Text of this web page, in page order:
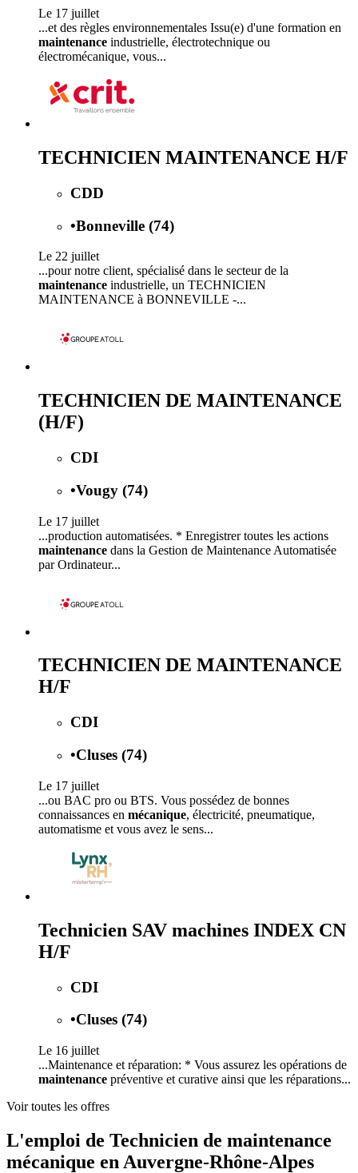
Le 17 juillet
...et des règles environnementales Issu(e) d'une formation en
maintenance industrielle, électrotechnique ou
électromécanique, vous...
TECHNICIEN MAINTENANCE H/F
CDD
•Bonneville (74)
Le 22 juillet
...pour notre client, spécialisé dans le secteur de la
maintenance industrielle, un TECHNICIEN
MAINTENANCE à BONNEVILLE -...
TECHNICIEN DE MAINTENANCE
(H/F)
CDI
•Vougy (74)
Le 17 juillet
...production automatisées. * Enregistrer toutes les actions
maintenance dans la Gestion de Maintenance Automatisée
par Ordinateur...
TECHNICIEN DE MAINTENANCE
H/F
CDI
•Cluses (74)
Le 17 juillet
...ou BAC pro ou BTS. Vous possédez de bonnes
connaissances en mécanique, électricité, pneumatique,
automatisme et vous avez le sens...
Technicien SAV machines INDEX CN
H/F
CDI
•Cluses (74)
Le 16 juillet
...Maintenance et réparation: * Vous assurez les opérations de
maintenance préventive et curative ainsi que les réparations...
Voir toutes les offres
L'emploi de Technicien de maintenance
mécanique en Auvergne-Rhône-Alpes